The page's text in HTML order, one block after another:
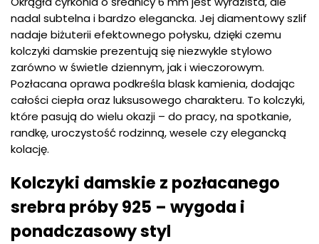
nadal subtelna i bardzo elegancka. Jej diamentowy szlif
nadaje biżuterii efektownego połysku, dzięki czemu
kolczyki damskie prezentują się niezwykle stylowo
zarówno w świetle dziennym, jak i wieczorowym.
Pozłacana oprawa podkreśla blask kamienia, dodając
całości ciepła oraz luksusowego charakteru. To kolczyki,
które pasują do wielu okazji – do pracy, na spotkanie,
randkę, uroczystość rodzinną, wesele czy elegancką
kolację.
Kolczyki damskie z pozłacanego
srebra próby 925 – wygoda i
ponadczasowy styl